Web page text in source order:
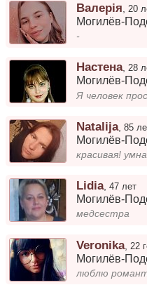
Валерія 20
Могилёв-
-
Настена,28
Могилёв-
Natalija,85
Могилёв-
красивая!
Lidia,47 лет
Могилёв-
медсестра
Veronika, 22
Могилёв-
люблю